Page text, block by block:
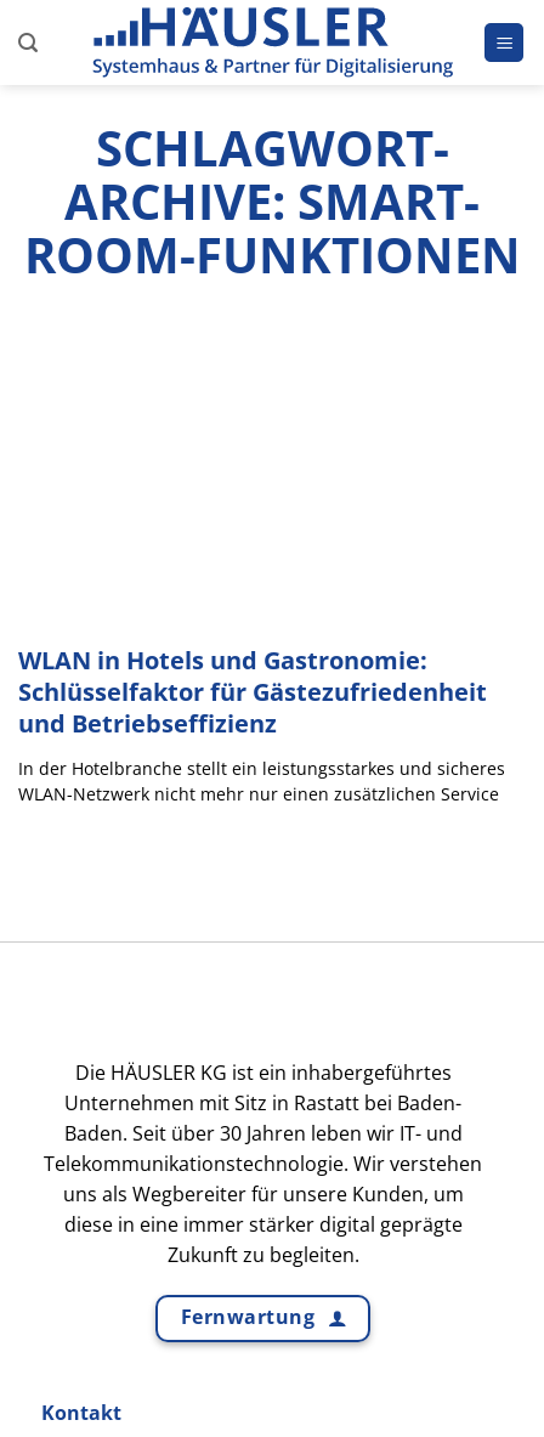
Inhalt
SCHLAGWORT-
ARCHIVE: SMART-
ROOM-FUNKTIONEN
WLAN in Hotels und Gastronomie:
Schlüsselfaktor für Gästezufriedenheit
und Betriebseffizienz
In der Hotelbranche stellt ein leistungsstarkes und sicheres
WLAN-Netzwerk nicht mehr nur einen zusätzlichen Service
Die HÄUSLER KG ist ein inhabergeführtes
Unternehmen mit Sitz in Rastatt bei Baden-
Baden. Seit über 30 Jahren leben wir IT- und
Telekommunikationstechnologie. Wir verstehen
uns als Wegbereiter für unsere Kunden, um
diese in eine immer stärker digital geprägte
Zukunft zu begleiten.
Fernwartung
Kontakt